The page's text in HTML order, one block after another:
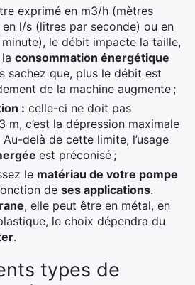
exprimé en m3/h (mètres
l/s (litres par seconde) ou en
le débit impacte la taille,
consommation énergétique
sachez que, plus le débit est
de la machine augmente ;
: celle-ci ne doit pas
m, c’est la dépression maximale
delà de cette limite, l’usage
est préconisé ;
le matériau de votre pompe
de ses applications.
, elle peut être en métal, en
le choix dépendra du
.
types de